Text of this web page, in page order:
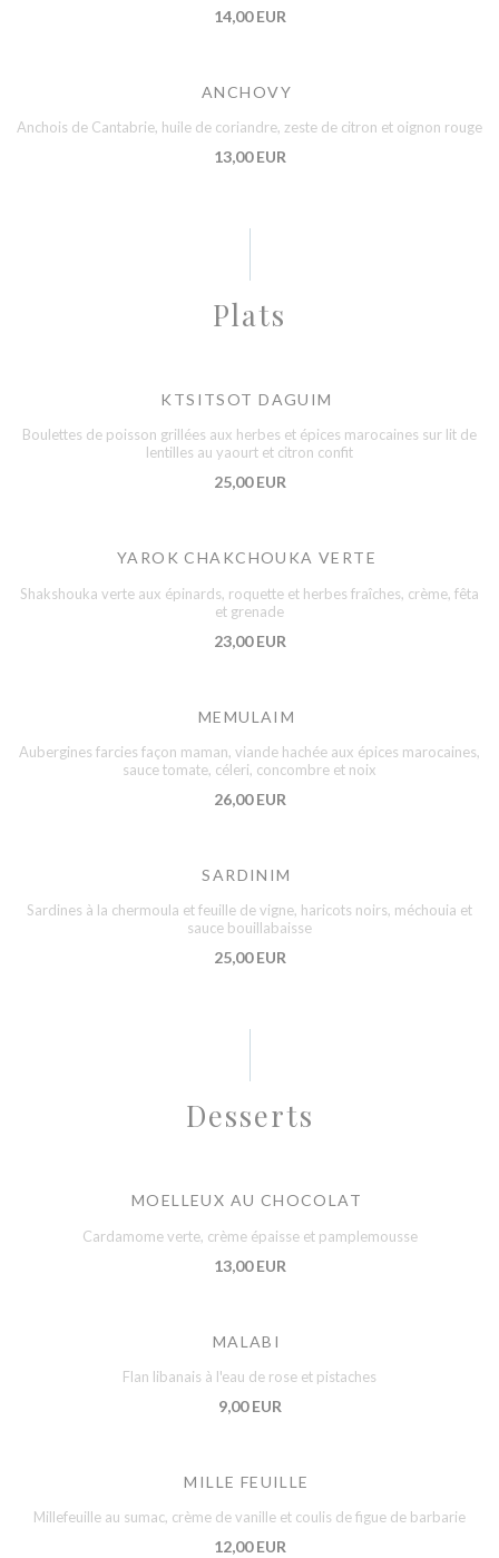
14,00 EUR
ANCHOVY
Anchois de Cantabrie, huile de coriandre, zeste de citron et oignon rouge
13,00 EUR
Plats
KTSITSOT DAGUIM
Boulettes de poisson grillées aux herbes et épices marocaines sur lit de
lentilles au yaourt et citron confit
25,00 EUR
YAROK CHAKCHOUKA VERTE
Shakshouka verte aux épinards, roquette et herbes fraîches, crème, fêta
et grenade
23,00 EUR
MEMULAIM
Aubergines farcies façon maman, viande hachée aux épices marocaines,
sauce tomate, céleri, concombre et noix
26,00 EUR
SARDINIM
Sardines à la chermoula et feuille de vigne, haricots noirs, méchouia et
sauce bouillabaisse
25,00 EUR
Desserts
MOELLEUX AU CHOCOLAT
Cardamome verte, crème épaisse et pamplemousse
13,00 EUR
MALABI
Flan libanais à l'eau de rose et pistaches
9,00 EUR
MILLE FEUILLE
Millefeuille au sumac, crème de vanille et coulis de figue de barbarie
12,00 EUR